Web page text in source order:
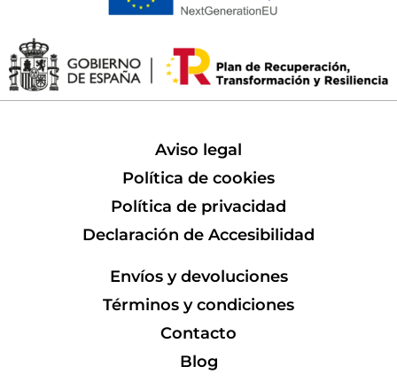
Aviso legal
Política de cookies
Política de privacidad
Declaración de Accesibilidad
Envíos y devoluciones
Términos y condiciones
Contacto
Blog